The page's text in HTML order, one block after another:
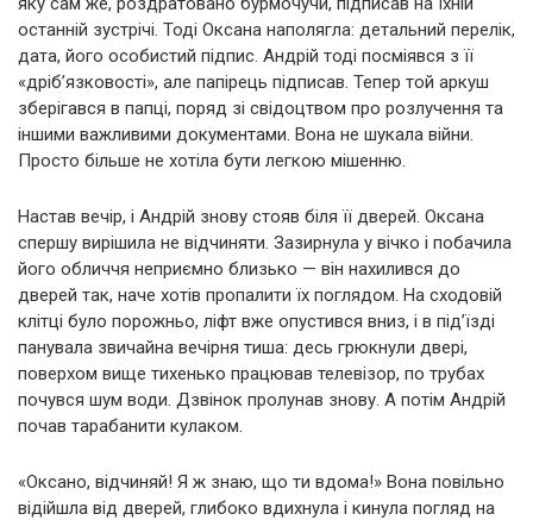
останній зустрічі. Тоді Оксана наполягла: детальний перелік,
дата, його особистий підпис. Андрій тоді посміявся з її
«дріб’язковості», але папірець підписав. Тепер той аркуш
зберігався в папці, поряд зі свідоцтвом про розлучення та
іншими важливими документами. Вона не шукала війни.
Просто більше не хотіла бути легкою мішенню.
Настав вечір, і Андрій знову стояв біля її дверей. Оксана
спершу вирішила не відчиняти. Зазирнула у вічко і побачила
його обличчя неприємно близько — він нахилився до
дверей так, наче хотів пропалити їх поглядом. На сходовій
клітці було порожньо, ліфт вже опустився вниз, і в під’їзді
панувала звичайна вечірня тиша: десь грюкнули двері,
поверхом вище тихенько працював телевізор, по трубах
почувся шум води. Дзвінок пролунав знову. А потім Андрій
почав тарабанити кулаком.
«Оксано, відчиняй! Я ж знаю, що ти вдома!» Вона повільно
відійшла від дверей, глибоко вдихнула і кинула погляд на